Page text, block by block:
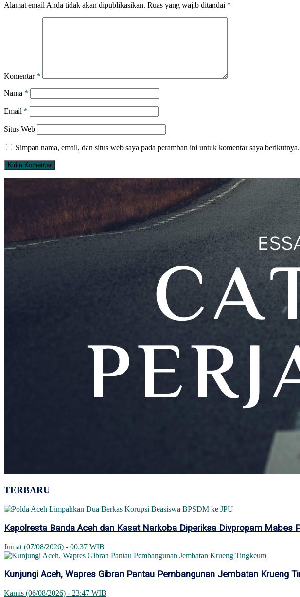
Alamat email Anda tidak akan dipublikasikan. Ruas yang wajib ditandai *
Komentar *
Nama *
Email *
Situs Web
Simpan nama, email, dan situs web saya pada peramban ini untuk komentar saya berikutnya.
TERBARU
Kapolresta Banda Aceh dan Kasat Narkoba Diperiksa Divpropam Mabes
Jumat (07/08/2026) - 00:37 WIB
Kunjungi Aceh, Wapres Gibran Pantau Pembangunan Jembatan Krueng
Kamis (06/08/2026) - 23:47 WIB